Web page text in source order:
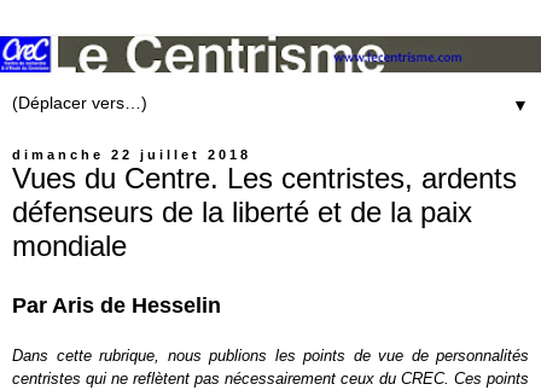
▼
dimanche 22 juillet 2018
Vues du Centre. Les centristes, ardents
défenseurs de la liberté et de la paix
mondiale
Par Aris de Hesselin
Dans cette rubrique, nous publions les points de vue de personnalités
centristes qui ne reflètent pas nécessairement ceux du CREC. Ces points